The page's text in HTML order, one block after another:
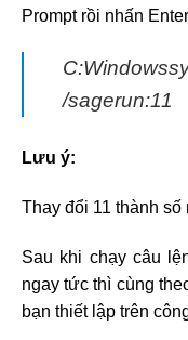
Prompt rồi nhấn
/sagerun:11
Lưu ý:
Thay đổi 11 thành
Sau khi chạy câu
ngay tức thì cùng
bạn thiết lập trên